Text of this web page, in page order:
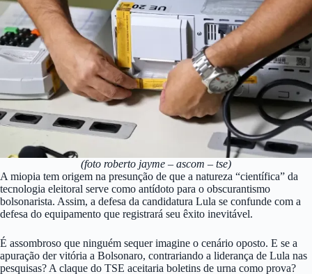
(foto roberto jayme – ascom – tse)
A miopia tem origem na presunção de que a natureza “científica” da
tecnologia eleitoral serve como antídoto para o obscurantismo
bolsonarista. Assim, a defesa da candidatura Lula se confunde com a
defesa do equipamento que registrará seu êxito inevitável.
É assombroso que ninguém sequer imagine o cenário oposto. E se a
apuração der vitória a Bolsonaro, contrariando a liderança de Lula nas
pesquisas? A claque do TSE aceitaria boletins de urna como prova?